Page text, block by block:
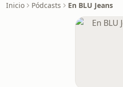
Inicio Pódcasts En BLU Jeans